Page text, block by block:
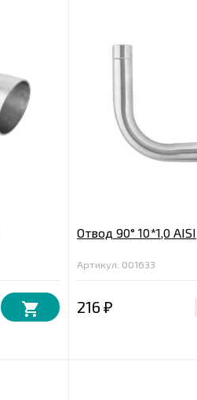
Отвод 90° 10*1,0 AISI
Артикул: 001633
216 ₽